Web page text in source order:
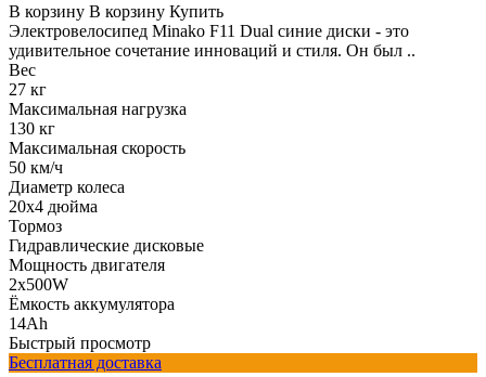
В корзину В корзину Купить
Электровелосипед Minako F11 Dual синие диски - это
удивительное сочетание инноваций и стиля. Он был ..
Вес
27 кг
Максимальная нагрузка
130 кг
Максимальная скорость
50 км/ч
Диаметр колеса
20x4 дюйма
Тормоз
Гидравлические дисковые
Мощность двигателя
2x500W
Ёмкость аккумулятора
14Ah
Быстрый просмотр
Бесплатная доставка